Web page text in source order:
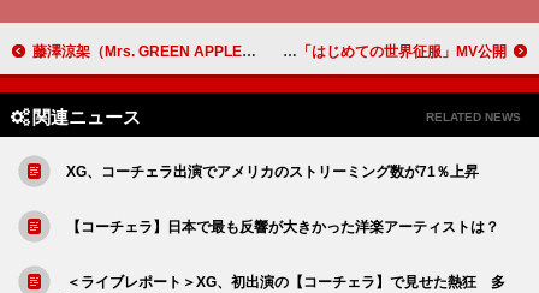
藤澤涼架（Mrs. GREEN APPLE）、“憧れだった”『天才てれびくん』に出演 笹川真生、リズムゲーム風の「はじめての世界征服」MV公開
関連ニュース RELATED NEWS
XG、コーチェラ出演でアメリカのストリーミング数が71％上昇
【コーチェラ】日本で最も反響が大きかった洋楽アーティストは？
＜ライブレポート＞XG、初出演の【コーチェラ】で見せた熱狂 多